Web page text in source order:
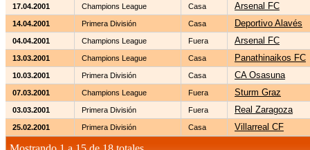
17.04.2001 Champions League Casa Arsenal FC
14.04.2001 Primera División Casa Deportivo Alavés
04.04.2001 Champions League Fuera Arsenal FC
13.03.2001 Champions League Casa Panathinaikos FC
10.03.2001 Primera División Casa CA Osasuna
07.03.2001 Champions League Fuera Sturm Graz
03.03.2001 Primera División Fuera Real Zaragoza
25.02.2001 Primera División Casa Villarreal CF